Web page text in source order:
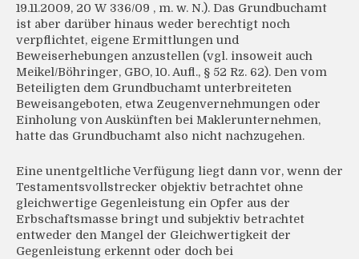
19.11.2009, 20 W 336/09 , m. w. N.). Das Grundbuchamt
ist aber darüber hinaus weder berechtigt noch
verpflichtet, eigene Ermittlungen und
Beweiserhebungen anzustellen (vgl. insoweit auch
Meikel/Böhringer, GBO, 10. Aufl., § 52 Rz. 62). Den vom
Beteiligten dem Grundbuchamt unterbreiteten
Beweisangeboten, etwa Zeugenvernehmungen oder
Einholung von Auskünften bei Maklerunternehmen,
hatte das Grundbuchamt also nicht nachzugehen.
Eine unentgeltliche Verfügung liegt dann vor, wenn der
Testamentsvollstrecker objektiv betrachtet ohne
gleichwertige Gegenleistung ein Opfer aus der
Erbschaftsmasse bringt und subjektiv betrachtet
entweder den Mangel der Gleichwertigkeit der
Gegenleistung erkennt oder doch bei